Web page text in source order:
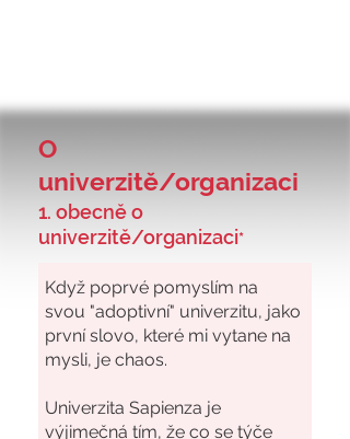
O
univerzitě/organizaci
1. obecně o
univerzitě/organizaci*